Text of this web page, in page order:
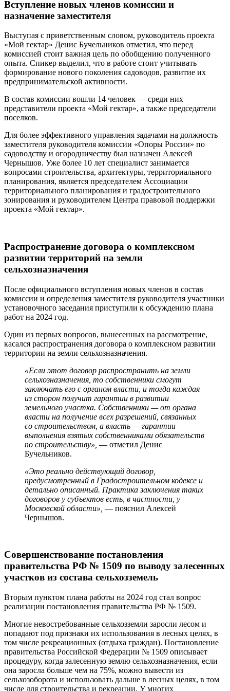
Вступление новых членов комиссии и
назначение заместителя
Выступая с приветственным словом, руководитель проекта
«Мой гектар» Денис Бучельников отметил, что перед
комиссией стоит важная цель по обобщению полученного
опыта. Спикер выделил, что в работе стоит учитывать
формирование нового поколения садоводов, развитие их
предпринимательской активности.
В состав комиссии вошли 14 человек — среди них
представители проекта «Мой гектар», а также председатели
поселков.
Для более эффективного управления задачами на должность
заместителя руководителя комиссии «Опоры России» по
садоводству и огородничеству был назначен Алексей
Чернышов. Уже более 10 лет специалист занимается
вопросами строительства, архитектуры, территориального
планирования, является председателем Ассоциации
территориального планирования и градостроительного
зонирования и руководителем Центра правовой поддержки
проекта «Мой гектар».
Распространение договора о комплексном
развитии территорий на земли
сельхозназначения
После официального вступления новых членов в состав
комиссии и определения заместителя руководителя участники
установочного заседания приступили к обсуждению плана
работ на 2024 год.
Один из первых вопросов, вынесенных на рассмотрение,
касался распространения договора о комплексном развитии
территории на земли сельхозназначения.
«Если этот договор распространить на земли
сельхозназначения, то собственники смогут
заключать его с органом власти, и тогда каждая
из сторон получит гарантии в развитии
земельного участка. Собственники — от органа
власти на получение всех разрешений, связанных
со строительством, а власть — гарантии
выполнения взятых собственниками обязательств
по строительству», — отметил Денис
Бучельников.
«Это реально действующий договор,
предусмотренный в Градостроительном кодексе и
детально описанный. Практика заключения таких
договоров у субъектов есть, в частности, у
Московской области», — пояснил Алексей
Чернышов.
Совершенствование постановления
правительства РФ № 1509 по выводу залесенных
участков из состава сельхозземель
Вторым пунктом плана работы на 2024 год стал вопрос
реализации постановления правительства РФ № 1509.
Многие невостребованные сельхозземли заросли лесом и
попадают под признаки их использования в лесных целях, в
том числе рекреационных (отдыха граждан). Постановление
правительства Российской Федерации № 1509 описывает
процедуру, когда залесенную землю сельхозназначения, если
она заросла больше чем на 75%, можно вывести из
сельхозоборота и использовать дальше в лесных целях, в том
числе для строительства и рекреации. У многих